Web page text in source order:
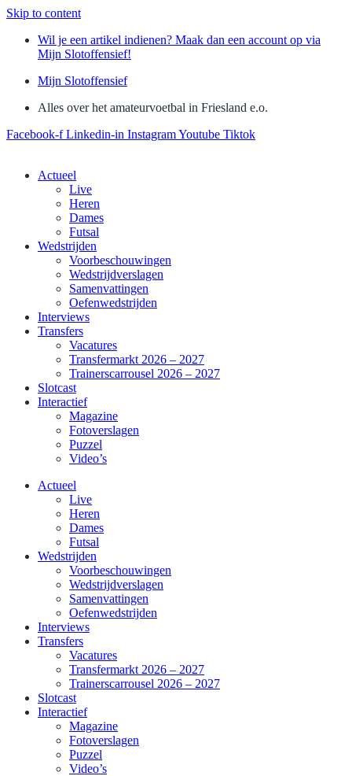
Skip to content
Wil je een artikel indienen? Maak dan een account op via
Mijn Slotoffensief!
Mijn Slotoffensief
Alles over het amateurvoetbal in Friesland e.o.
Facebook-f Linkedin-in InstagramYoutube Tiktok
Actueel
Live
Heren
Dames
Futsal
Wedstrijden
Voorbeschouwingen
Wedstrijdverslagen
Samenvattingen
Oefenwedstrijden
Interviews
Transfers
Vacatures
Transfermarkt 2026 – 2027
Trainerscarrousel 2026 – 2027
Slotcast
Interactief
Magazine
Fotoverslagen
Puzzel
Video’s
Actueel
Live
Heren
Dames
Futsal
Wedstrijden
Voorbeschouwingen
Wedstrijdverslagen
Samenvattingen
Oefenwedstrijden
Interviews
Transfers
Vacatures
Transfermarkt 2026 – 2027
Trainerscarrousel 2026 – 2027
Slotcast
Interactief
Magazine
Fotoverslagen
Puzzel
Video’s